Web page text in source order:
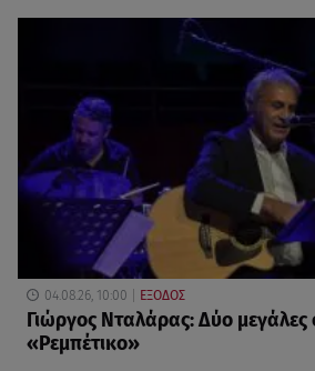
04.08.26, 10:00 ΕΞΟΔΟΣ
Γιώργος Νταλάρας: Δύο μεγάλες
«Ρεμπέτικο»